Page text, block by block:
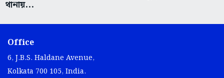
থানায়...
Office
6, J.B.S. Haldane Avenue,
Kolkata 700 105, India.